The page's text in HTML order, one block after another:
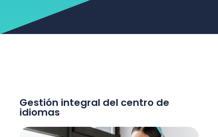
Gestión integral del centro de
idiomas